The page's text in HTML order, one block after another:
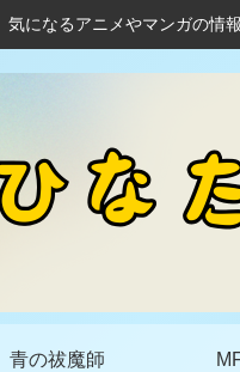
気になるアニメやマンガの情
青の祓魔師